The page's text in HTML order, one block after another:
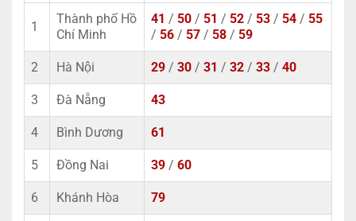
1
Thành phố Hồ
Chí Minh
41 / 50 / 51 / 52 / 53 / 54 / 55
/ 56 / 57 / 58 / 59
2 Hà Nội 29 / 30 / 31 / 32 / 33 / 40
3 Đà Nẵng 43
4 Bình Dương 61
5 Đồng Nai 39 / 60
6 Khánh Hòa 79